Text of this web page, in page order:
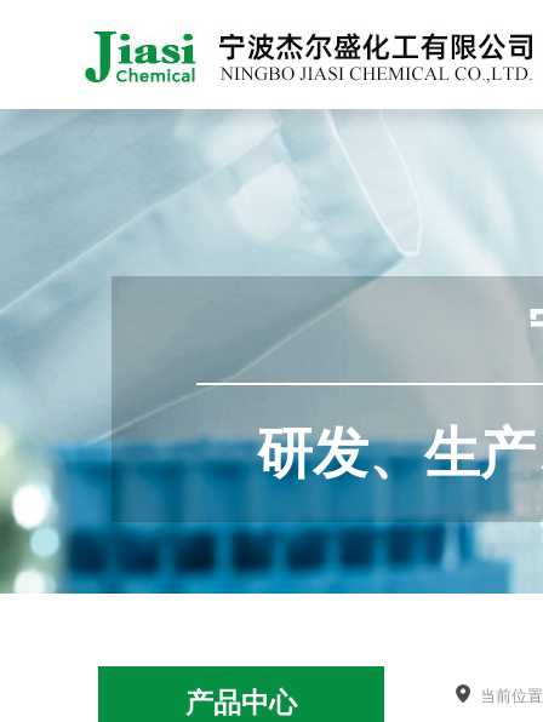
主要产品有
用的炔醇类非
感光及
产品中心 当前位